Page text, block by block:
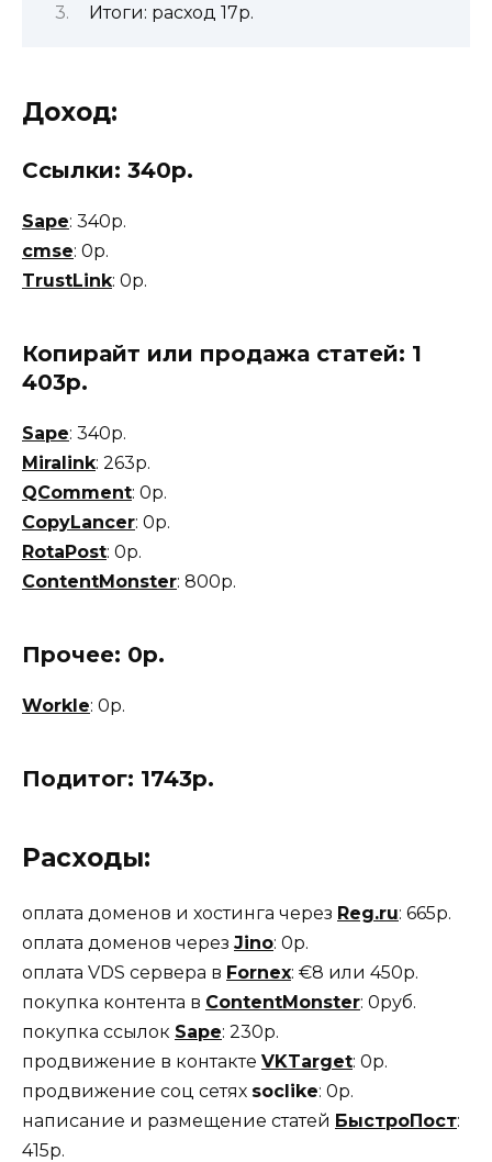
Итоги: расход 17р.
Доход:
Ссылки: 340р.
Sape: 340р.
cmse: 0р.
TrustLink: 0р.
Копирайт или продажа статей: 1
403р.
Sape: 340р.
Miralink: 263р.
QComment: 0р.
CopyLancer: 0р.
RotaPost: 0р.
ContentMonster: 800р.
Прочее: 0р.
Workle: 0р.
Подитог: 1743р.
Расходы:
оплата доменов и хостинга через Reg.ru: 665р.
оплата доменов через Jino: 0р.
оплата VDS сервера в Fornex: €8 или 450р.
покупка контента в ContentMonster: 0руб.
покупка ссылок Sape: 230р.
продвижение в контакте VKTarget: 0р.
продвижение соц сетях soclike: 0р.
написание и размещение статей БыстроПост:
415р.